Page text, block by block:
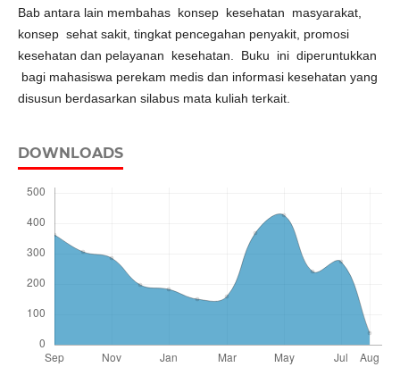
Bab antara lain membahas konsep kesehatan masyarakat,
konsep sehat sakit, tingkat pencegahan penyakit, promosi
kesehatan dan pelayanan kesehatan. Buku ini diperuntukkan
bagi mahasiswa perekam medis dan informasi kesehatan yang
disusun berdasarkan silabus mata kuliah terkait.
DOWNLOADS